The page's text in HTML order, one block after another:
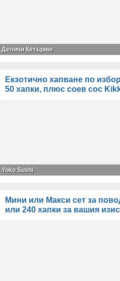
Деличи Кетъринг
Екзотично хапване по
50 хапки, плюс соев сос
Yoko Sushi
Мини или Макси сет за
или 240 хапки за вашия